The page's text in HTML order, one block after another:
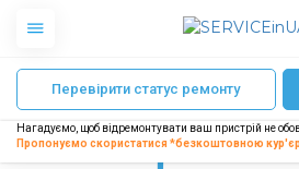
Apple
Гаджети
Акустика
Перевірити статус ремонту
Нагадуємо, щоб відремонтувати ваш пристрій не
Пропонуємо скористатися *безкоштовною
Головна Ремонт телефонів ASUS